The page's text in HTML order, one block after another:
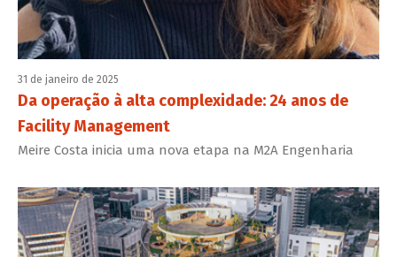
31 de janeiro de 2025
Da operação à alta complexidade: 24 anos de
Facility Management
Meire Costa inicia uma nova etapa na M2A Engenharia